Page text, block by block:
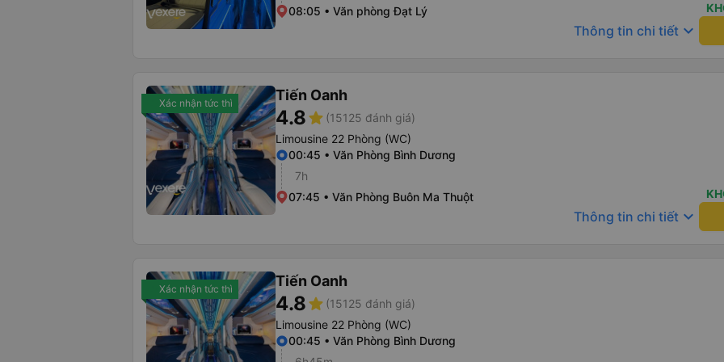
08:05 • Văn phòng Đạt Lý
Thông tin chi tiết keyboard_arrow_down
Xác nhận tức thì Tiến Oanh
4.8star (15125 đánh giá)
Limousine 22 Phòng (WC)
00:45 • Văn Phòng Bình Dương
7h
07:45 • Văn Phòng Buôn Ma Thuột
Thông tin chi tiết keyboard_arrow_down
Xác nhận tức thì Tiến Oanh
4.8star (15125 đánh giá)
Limousine 22 Phòng (WC)
00:45 • Văn Phòng Bình Dương